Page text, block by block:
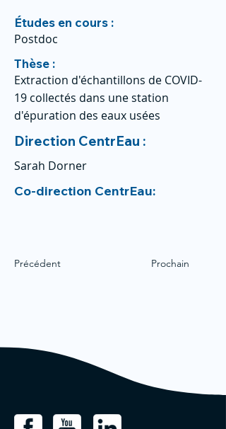
Études en cours :
Postdoc
Thèse :
Extraction d'échantillons de COVID-
19 collectés dans une station
d'épuration des eaux usées
Direction CentrEau :
Sarah Dorner
Co-direction CentrEau:
Précédent Prochain